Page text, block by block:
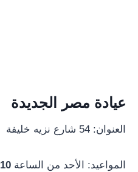
عيادة مصر الجديدة
العنوان: 54 شارع نزيه خليفة
المواعيد: الأحد من الساعة 10 صباحاً حتى 2 ظهراً